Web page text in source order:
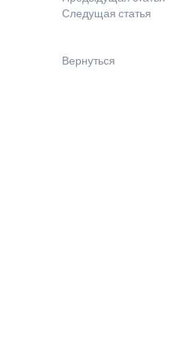
Следущая статья
Вернуться